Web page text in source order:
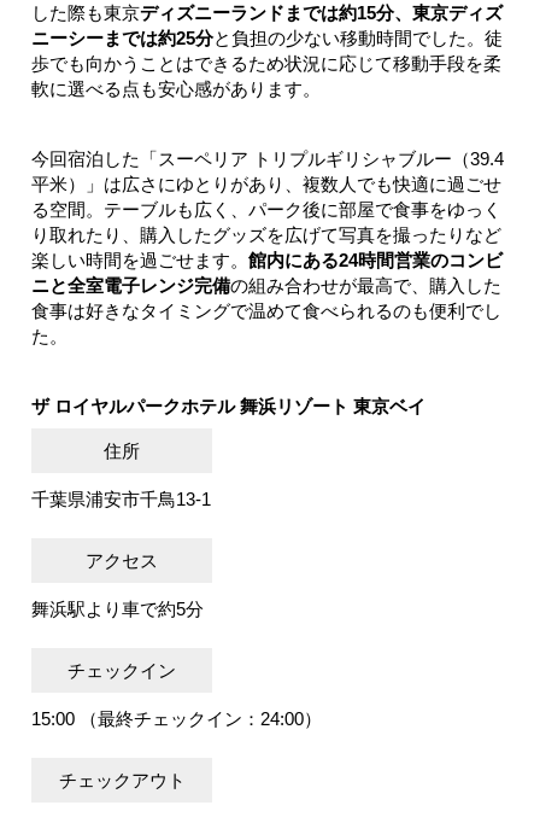
した際も東京ディズニーランドまでは約15分、東京ディズ
ニーシーまでは約25分と負担の少ない移動時間でした。徒
歩でも向かうことはできるため状況に応じて移動手段を柔
軟に選べる点も安心感があります。
今回宿泊した「スーペリア トリプルギリシャブルー（39.4
平米）」は広さにゆとりがあり、複数人でも快適に過ごせ
る空間。テーブルも広く、パーク後に部屋で食事をゆっく
り取れたり、購入したグッズを広げて写真を撮ったりなど
楽しい時間を過ごせます。 館内にある24時間営業のコンビ
ニと全室電子レンジ完備の組み合わせが最高で、購入した
食事は好きなタイミングで温めて食べられるのも便利でし
た。
ザ ロイヤルパークホテル 舞浜リゾート 東京ベイ
住所
千葉県浦安市千鳥13-1
アクセス
舞浜駅より車で約5分
チェックイン
15:00 （最終チェックイン：24:00）
チェックアウト